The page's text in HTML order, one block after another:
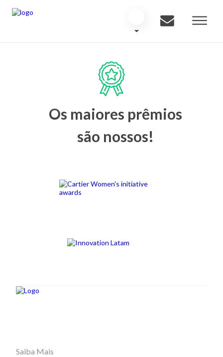
Os maiores prêmios
são nossos!
Saiba Mais